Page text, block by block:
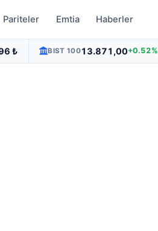
Pariteler Emtia Haberler
₺ BIST 10013.871,00+0.52%